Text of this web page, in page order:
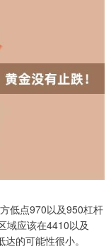
低点970以及950杠杆
域应该在4410以及
的可能性很小。